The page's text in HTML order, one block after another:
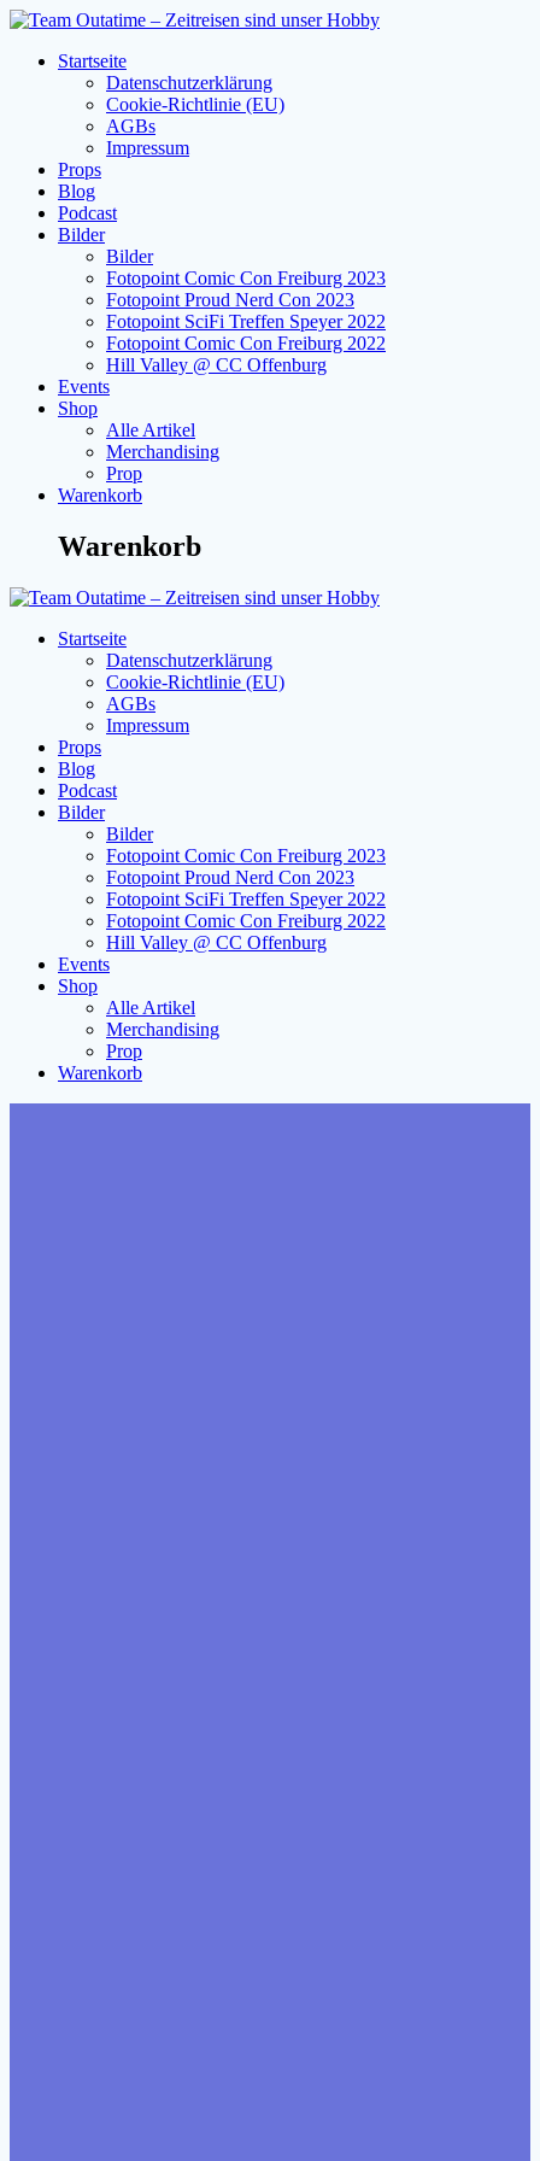
Zum
springenStartseite
Datenschutzerklärung
Cookie-Richtlinie (EU)
AGBs
Impressum
Props
Blog
Podcast
Bilder
Bilder
Fotopoint Comic Con Freiburg 2023
Fotopoint Proud Nerd Con 2023
Fotopoint SciFi Treffen Speyer 2022
Fotopoint Comic Con Freiburg 2022
Hill Valley @ CC Offenburg
Events
Shop
Alle Artikel
Merchandising
Prop
Warenkorb
Warenkorb
Startseite
Datenschutzerklärung
Cookie-Richtlinie (EU)
AGBs
Impressum
Props
Blog
Podcast
Bilder
Bilder
Fotopoint Comic Con Freiburg 2023
Fotopoint Proud Nerd Con 2023
Fotopoint SciFi Treffen Speyer 2022
Fotopoint Comic Con Freiburg 2022
Hill Valley @ CC Offenburg
Events
Shop
Alle Artikel
Merchandising
Prop
Warenkorb